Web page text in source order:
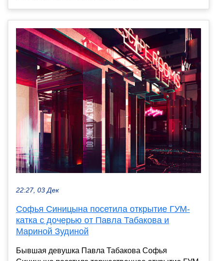
22:27, 03 Дек
Софья Синицына посетила открытие ГУМ-
катка с дочерью от Павла Табакова и
Мариной Зудиной
Бывшая девушка Павла Табакова Софья